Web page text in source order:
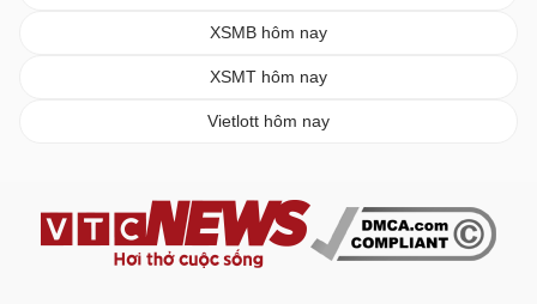
XSMB hôm nay
XSMT hôm nay
Vietlott hôm nay